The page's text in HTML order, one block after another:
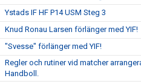
Ystads IF HF P14 USM Steg 3
Knud Ronau Larsen förlänger med YIF!
"Svesse" förlänger med YIF!
Regler och rutiner vid matcher
Handboll.